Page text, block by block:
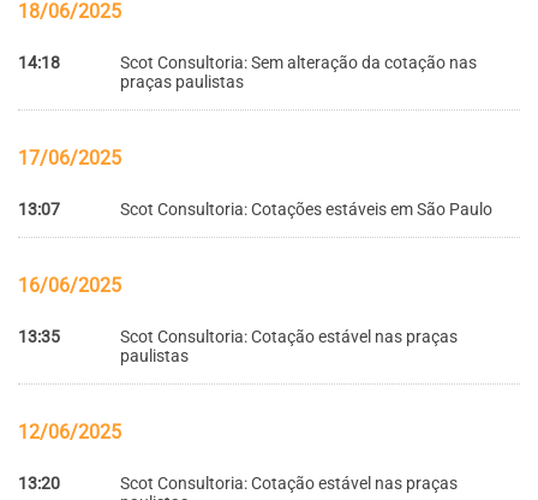
18/06/2025
14:18
Scot Consultoria: Sem alteração da cotação nas
praças paulistas
17/06/2025
13:07 Scot Consultoria: Cotações estáveis em São Paulo
16/06/2025
13:35
Scot Consultoria: Cotação estável nas praças
paulistas
12/06/2025
13:20
Scot Consultoria: Cotação estável nas praças